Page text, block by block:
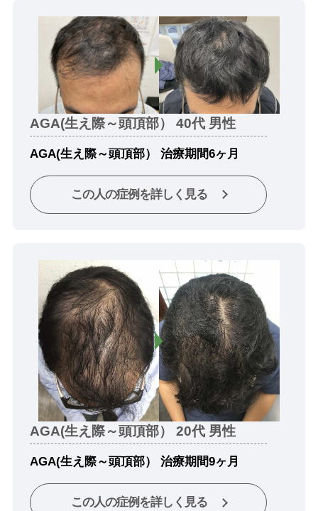
AGA(生え際～頭頂部） 40代 男性
AGA(生え際～頭頂部） 治療期間6ヶ月
この人の症例を詳しく見る
AGA(生え際～頭頂部） 20代 男性
AGA(生え際～頭頂部） 治療期間9ヶ月
この人の症例を詳しく見る